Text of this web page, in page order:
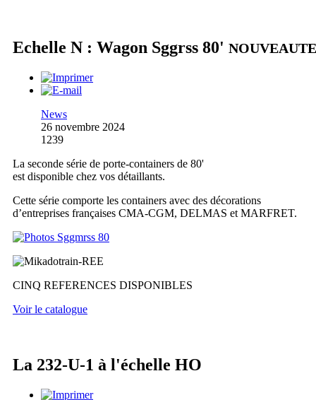
Echelle N : Wagon Sggrss 80' NOUVEAUTE
News
26 novembre 2024
1239
La seconde série de porte-containers de 80'
est disponible chez vos détaillants.
Cette série comporte les containers avec des décorations
d’entreprises françaises CMA-CGM, DELMAS et MARFRET.
CINQ REFERENCES DISPONIBLES
Voir le catalogue
La 232-U-1 à l'échelle HO